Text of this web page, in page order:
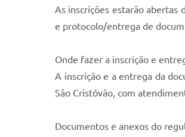
As inscrições estarão abertas
e protocolo/entrega de
Onde fazer a inscrição e
A inscrição e a entrega da
São Cristóvão, com
Documentos e anexos do